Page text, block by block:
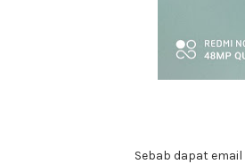
Sebab dapat